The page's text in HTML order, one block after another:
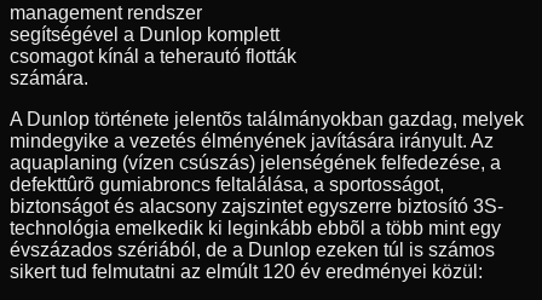
management rendszer
segítségével a Dunlop komplett
csomagot kínál a teherautó flották
számára.
A Dunlop története jelentõs találmányokban gazdag, melyek
mindegyike a vezetés élményének javítására irányult. Az
aquaplaning (vízen csúszás) jelenségének felfedezése, a
defekttûrõ gumiabroncs feltalálása, a sportosságot,
biztonságot és alacsony zajszintet egyszerre biztosító 3S-
technológia emelkedik ki leginkább ebbõl a több mint egy
évszázados szériából, de a Dunlop ezeken túl is számos
sikert tud felmutatni az elmúlt 120 év eredményei közül: